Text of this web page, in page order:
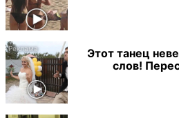
Этот танец
слов!